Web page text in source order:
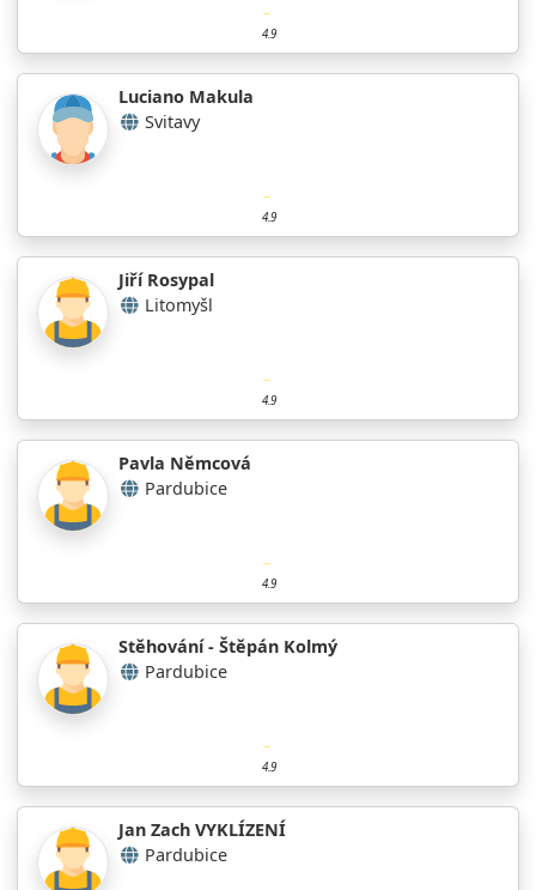
4.9
Luciano Makula
Svitavy
4.9
Jiří Rosypal
Litomyšl
4.9
Pavla Němcová
Pardubice
4.9
Stěhování - Štěpán Kolmý
Pardubice
4.9
Jan Zach VYKLÍZENÍ
Pardubice